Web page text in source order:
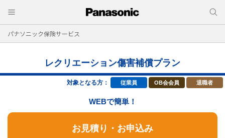
パナソニック保険サービス
レクリエーション傷害補償プラン
対象となる方： 従業員 OB会会員 退職者
WEBで簡単！
お見積り・お申込み